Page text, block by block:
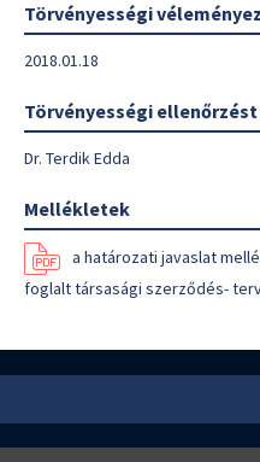
Törvényességi
2018.01.18
Törvényességi
Dr. Terdik Edda
Mellékletek
a határozati javaslat
foglalt társasági szerződés-